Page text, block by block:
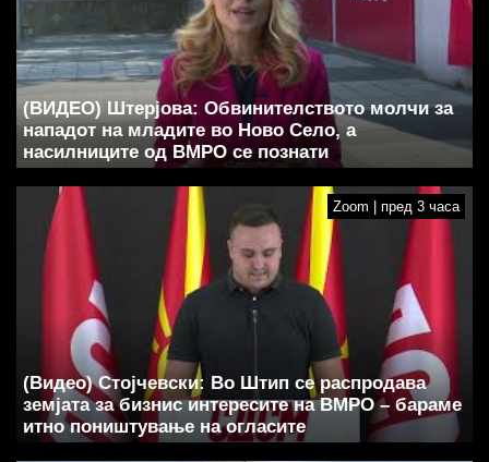
(ВИДЕО) Штерјова: Обвинителството молчи за
нападот на младите во Ново Село, а
насилниците од ВМРО се познати
Zoom | пред 3 часа
(Видео) Стојчевски: Во Штип се распродава
земјата за бизнис интересите на ВМРО – бараме
итно поништување на огласите